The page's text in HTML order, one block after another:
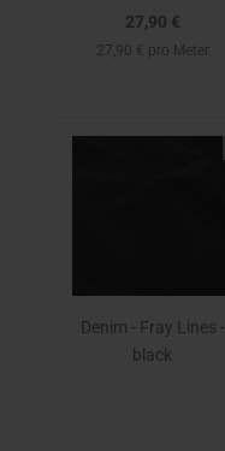
27,90 €
27,90 € pro Meter
Denim - Fray Lines -
black